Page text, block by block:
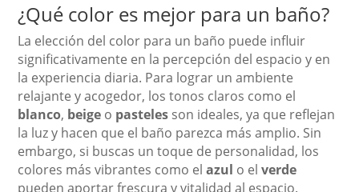
¿Qué color es mejor para un baño?
La elección del color para un baño puede influir
significativamente en la percepción del espacio y en
la experiencia diaria. Para lograr un ambiente
relajante y acogedor, los tonos claros como el
blanco, beige o pasteles son ideales, ya que reflejan
la luz y hacen que el baño parezca más amplio. Sin
embargo, si buscas un toque de personalidad, los
colores más vibrantes como elazul o elverde
pueden aportar frescura y vitalidad al espacio.